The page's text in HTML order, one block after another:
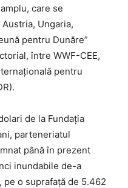
care se
Ungaria,
pentru Dunăre”
între WWF-CEE,
pentru
de la Fundația
parteneriatul
până în prezent
inundabile de-a
o suprafață de 5.462